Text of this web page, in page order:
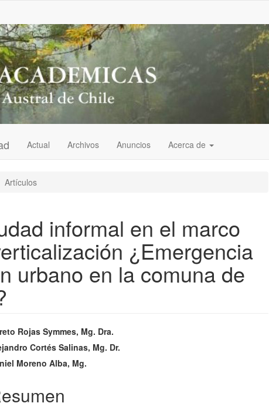
Actual Archivos Anuncios Acerca de
Artículos
informal en el marco
¿Emergencia
urbano en la comuna de
Rojas Symmes, Mg. Dra.
Cortés Salinas, Mg. Dr.
Moreno Alba, Mg.